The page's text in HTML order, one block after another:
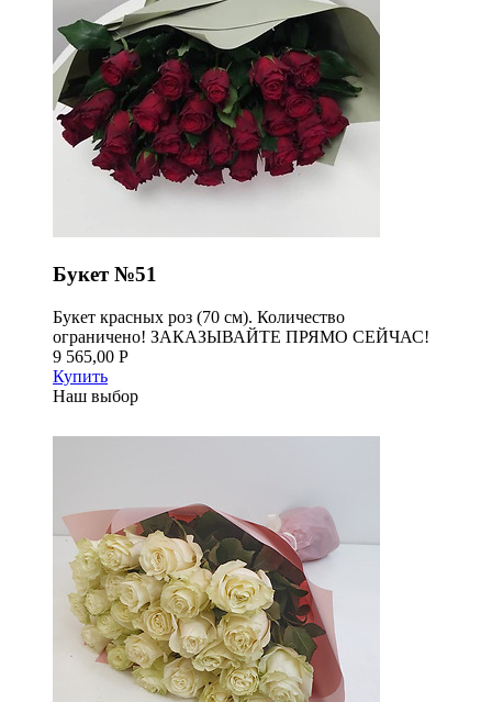
Букет №51
Букет красных роз (70 см). Количество
ограничено! ЗАКАЗЫВАЙТЕ ПРЯМО СЕЙЧАС!
9 565,00 Р
Купить
Наш выбор